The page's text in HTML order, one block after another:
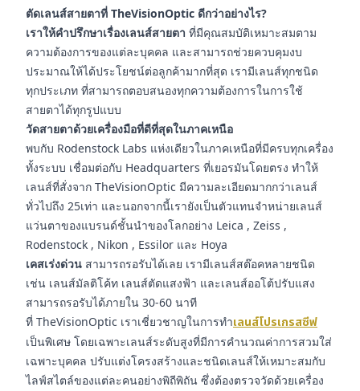
ตัดเลนส์สายตาที่ TheVisionOptic ดีกว่าอย่างไร?
เราให้คำปรึกษาเรื่องเลนส์สายตา ที่มีคุณสมบัติเหมาะสมตาม
ความต้องการของแต่ละบุคคล และสามารถช่วยควบคุมงบ
ประมาณให้ได้ประโยชน์ต่อลูกค้ามากที่สุด เรามีเลนส์ทุกชนิด
ทุกประเภท ที่สามารถตอบสนองทุกความต้องการในการใช้
สายตาได้ทุกรูปแบบ
วัดสายตาด้วยเครื่องมือที่ดีที่สุดในภาคเหนือ
พบกับ Rodenstock Labs แห่งเดียวในภาคเหนือที่มีครบทุกเครื่อง
ทั้งระบบ เชื่อมต่อกับ Headquarters ที่เยอรมันโดยตรง ทำให้
เลนส์ที่สั่งจาก TheVisionOptic มีความละเอียดมากกว่าเลนส์
ทั่วไปถึง 25เท่า และนอกจากนี้เรายังเป็นตัวแทนจำหน่ายเลนส์
แว่นตาของแบรนด์ชั้นนำของโลกอย่าง Leica , Zeiss ,
Rodenstock , Nikon , Essilor และ Hoya
เคสเร่งด่วน สามารถรอรับได้เลย เรามีเลนส์สต๊อคหลายชนิด
เช่น เลนส์มัลติโค้ท เลนส์ตัดแสงฟ้า และเลนส์ออโต้ปรับแสง
สามารถรอรับได้ภายใน 30-60 นาที
ที่ TheVisionOptic เราเชี่ยวชาญในการทำเลนส์โปรเกรสซีฟ
เป็นพิเศษ โดยเฉพาะเลนส์ระดับสูงที่มีการคำนวณค่าการสวมใส่
เฉพาะบุคคล ปรับแต่งโครงสร้างและชนิดเลนส์ให้เหมาะสมกับ
ไลฟ์สไตล์ของแต่ละคนอย่างพิถีพิถัน ซึ่งต้องตรวจวัดด้วยเครื่อง